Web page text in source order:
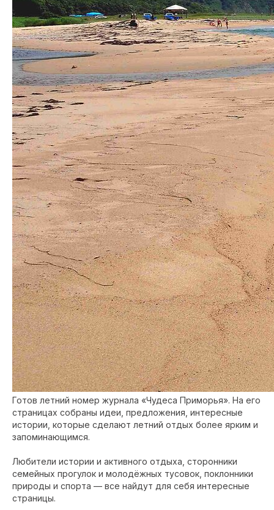
Готов летний номер журнала «Чудеса Приморья». На его
страницах собраны идеи, предложения, интересные
истории, которые сделают летний отдых более ярким и
запоминающимся.
Любители истории и активного отдыха, сторонники
семейных прогулок и молодёжных тусовок, поклонники
природы и спорта — все найдут для себя интересные
страницы.